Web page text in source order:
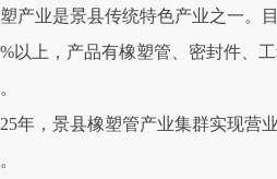
产业是景县传统特色产业之一。
以上，产品有橡塑管、密封件、
年，景县橡塑管产业集群实现营